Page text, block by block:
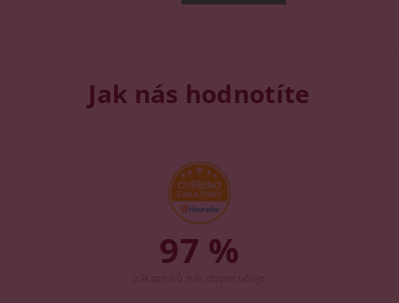
Jak nás hodnotíte
97 %